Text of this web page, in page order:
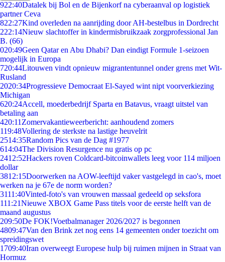
922:40Datalek bij Bol en de Bijenkorf na cyberaanval op logistiek
partner Ceva
822:27Kind overleden na aanrijding door AH-bestelbus in Dordrecht
222:14Nieuw slachtoffer in kindermisbruikzaak zorgprofessional Jan
B. (66)
020:49Geen Qatar en Abu Dhabi? Dan eindigt Formule 1-seizoen
mogelijk in Europa
720:44Litouwen vindt opnieuw migrantentunnel onder grens met Wit-
Rusland
2020:34Progressieve Democraat El-Sayed wint nipt voorverkiezing
Michigan
620:24Accell, moederbedrijf Sparta en Batavus, vraagt uitstel van
betaling aan
420:11 Zomervakantieweerbericht: aanhoudend zomers
119:48Vollering de sterkste na lastige heuvelrit
2514:35Random Pics van de Dag #1977
614:04The Division Resurgence nu gratis op pc
2412:52Hackers roven Coldcard-bitcoinwallets leeg voor 114 miljoen
dollar
3812:15Doorwerken na AOW-leeftijd vaker vastgelegd in cao's, moet
werken na je 67e de norm worden?
3111:40Vinted-foto's van vrouwen massaal gedeeld op seksfora
111:21Nieuwe XBOX Game Pass titels voor de eerste helft van de
maand augustus
209:50De FOK!Voetbalmanager 2026/2027 is begonnen
4809:47Van den Brink zet nog eens 14 gemeenten onder toezicht om
spreidingswet
1709:40Iran overweegt Europese hulp bij ruimen mijnen in Straat van
Hormuz